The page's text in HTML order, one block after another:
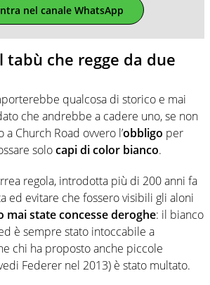
nel canale WhatsApp
tabù che regge da due
qualcosa di storico e mai
che andrebbe a cadere uno, se non
a Church Road ovvero l’obbligo per
solocapi di color bianco.
regola, introdotta più di 200 anni fa
ed evitare che fossero visibili gli aloni
mai state concesse deroghe: il bianco
è sempre stato intoccabile a
chi ha proposto anche piccole
Federer nel 2013) è stato multato.